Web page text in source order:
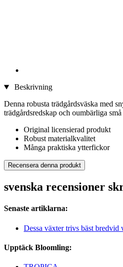
Beskrivning
Denna robusta trädgårdsväska med
trädgårdsredskap och oumbärliga
Original licensierad produkt
Robust materialkvalitet
Många praktiska ytterfickor
Recensera denna produkt
svenska recensioner
Senaste artiklarna:
Dessa växter trivs bäst bredvid
Upptäck Bloomling: